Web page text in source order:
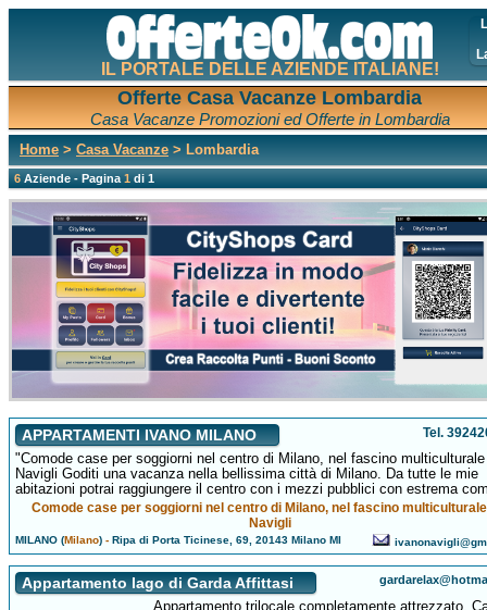
IL PORTALE DELLE AZIENDE ITALIANE!
Offerte Casa Vacanze Lombardia
Casa Vacanze Promozioni ed Offerte in Lombardia
Home > Casa Vacanze > Lombardia
6Aziende - Pagina1di 1
APPARTAMENTI IVANO MILANO Tel.
"Comode case per soggiorni nel centro di Milano, nel fascino
Navigli Goditi una vacanza nella bellissima città di Milano. Da tutte le mie
abitazioni potrai raggiungere il centro con i mezzi pubblici con estrema
Comode case per soggiorni nel centro di Milano, nel fascino
Navigli
MILANO (Milano) -Ripa di Porta Ticinese, 69, 20143 Milano MI
Appartamento lago di Garda Affittasi
Appartamento trilocale completamente attrezzato.